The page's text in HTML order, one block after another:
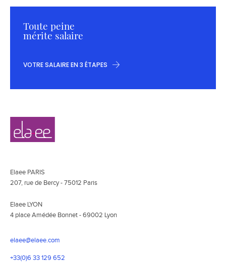
Toute peine
mérite salaire
VOTRE SALAIRE EN 3 ÉTAPES
Navigation
secondaire
Elaee
Elaee PARIS
207, rue de Bercy - 75012 Paris
Elaee LYON
4 place Amédée Bonnet - 69002 Lyon
elaee@elaee.com
+33(0)6 33 129 652